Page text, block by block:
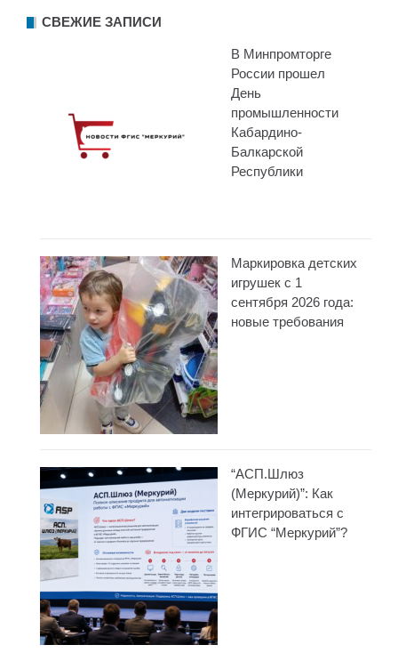
СВЕЖИЕ ЗАПИСИ
В Минпромторге
России прошел
День
промышленности
Кабардино-
Балкарской
Республики
Маркировка детских
игрушек с 1
сентября 2026 года:
новые требования
“АСП.Шлюз
(Меркурий)”: Как
интегрироваться с
ФГИС “Меркурий”?